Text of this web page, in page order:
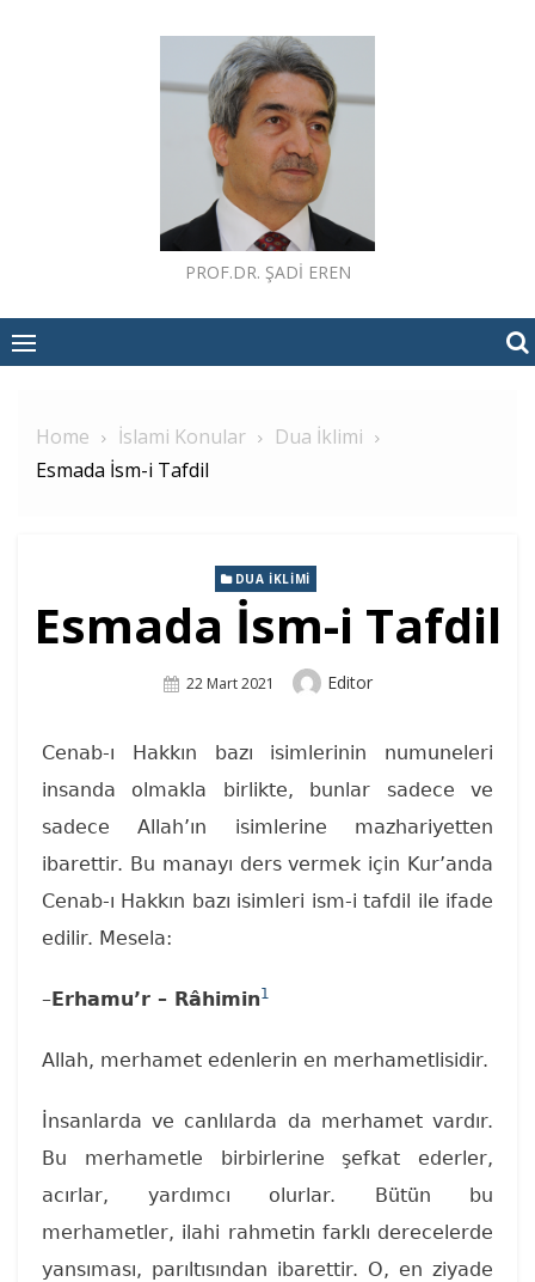
PROF.DR. ŞADI EREN
Home İslami Konular
Dua İklimi
Esmada İsm-i Tafdil
DUA İKLIMI
Esmada İsm-i Tafdil
Posted
22 Mart 2021 Author
Editor
Cenab-ı Hakkın bazı isimlerinin numuneleri
insanda olmakla birlikte, bunlar sadece ve
sadece Allah’ın isimlerine mazhariyetten
ibarettir. Bu manayı ders vermek için Kur’anda
Cenab-ı Hakkın bazı isimleri ism-i tafdil ile ifade
edilir. Mesela:
–Erhamu’r – Râhimin1
Allah, merhamet edenlerin en merhametlisidir.
İnsanlarda ve canlılarda da merhamet vardır.
Bu merhametle birbirlerine şefkat ederler,
acırlar, yardımcı olurlar. Bütün bu
merhametler, ilahi rahmetin farklı derecelerde
yansıması, parıltısından ibarettir. O, en ziyade